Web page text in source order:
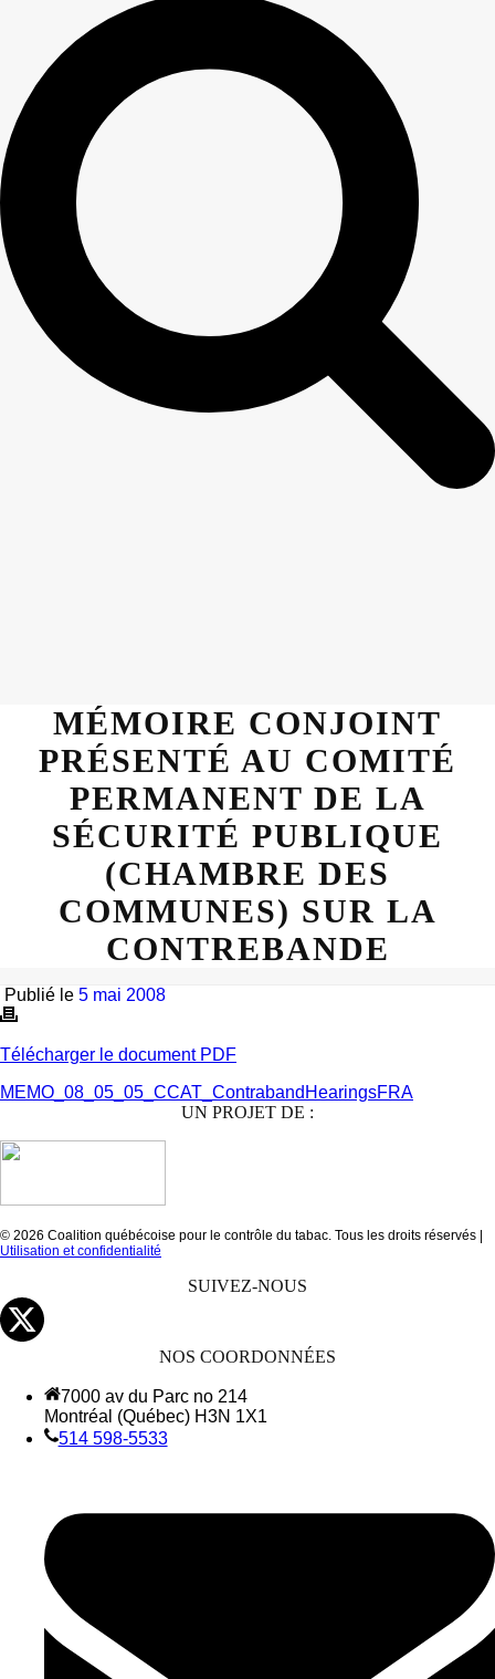
MÉMOIRE CONJOINT
PRÉSENTÉ AU COMITÉ
PERMANENT DE LA
SÉCURITÉ PUBLIQUE
(CHAMBRE DES
COMMUNES) SUR LA
CONTREBANDE
Publié le 5 mai 2008
Télécharger le document PDF
MEMO_08_05_05_CCAT_ContrabandHearingsFRA
UN PROJET DE :
© 2026 Coalition québécoise pour le contrôle du tabac. Tous les droits réservés |
Utilisation et confidentialité
SUIVEZ-NOUS
NOS COORDONNÉES
7000 av du Parc no 214
Montréal (Québec) H3N 1X1
514 598-5533